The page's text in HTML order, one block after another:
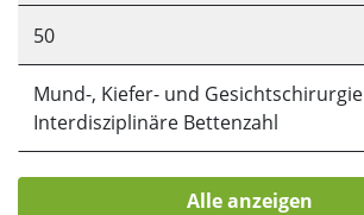
21
insgesamt
544
50
Mund-, Kiefer- und Gesichtschirurgie
Interdisziplinäre Bettenzahl
34
Alle anzeigen